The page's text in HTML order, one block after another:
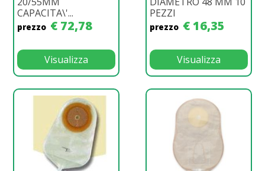
CAPACITA\'...
prezzo € 72,78
Visualizza
PEZZI
prezzo € 16,35
Visualizza